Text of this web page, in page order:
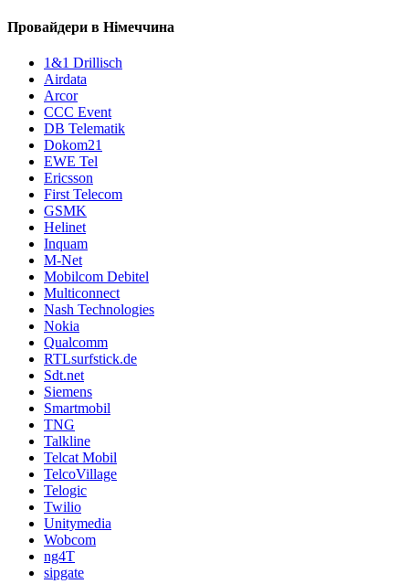
Провайдери в Німеччина
1&1 Drillisch
Airdata
Arcor
CCC Event
DB Telematik
Dokom21
EWE Tel
Ericsson
First Telecom
GSMK
Helinet
Inquam
M-Net
Mobilcom Debitel
Multiconnect
Nash Technologies
Nokia
Qualcomm
RTLsurfstick.de
Sdt.net
Siemens
Smartmobil
TNG
Talkline
Telcat Mobil
TelcoVillage
Telogic
Twilio
Unitymedia
Wobcom
ng4T
sipgate